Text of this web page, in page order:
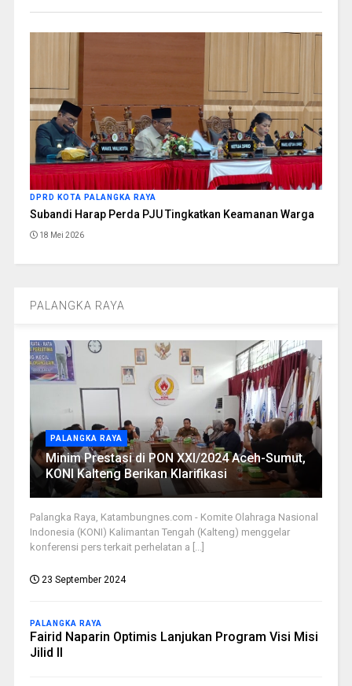
DPRD KOTA PALANGKA RAYA
Subandi Harap Perda PJU Tingkatkan Keamanan Warga
18 Mei 2026
PALANGKA RAYA
PALANGKA RAYA
Minim Prestasi di PON XXI/2024 Aceh-Sumut,
KONI Kalteng Berikan Klarifikasi
Palangka Raya, Katambungnes.com - Komite Olahraga Nasional
Indonesia (KONI) Kalimantan Tengah (Kalteng) menggelar
konferensi pers terkait perhelatan a [...]
23 September 2024
PALANGKA RAYA
Fairid Naparin Optimis Lanjukan Program Visi Misi
Jilid II